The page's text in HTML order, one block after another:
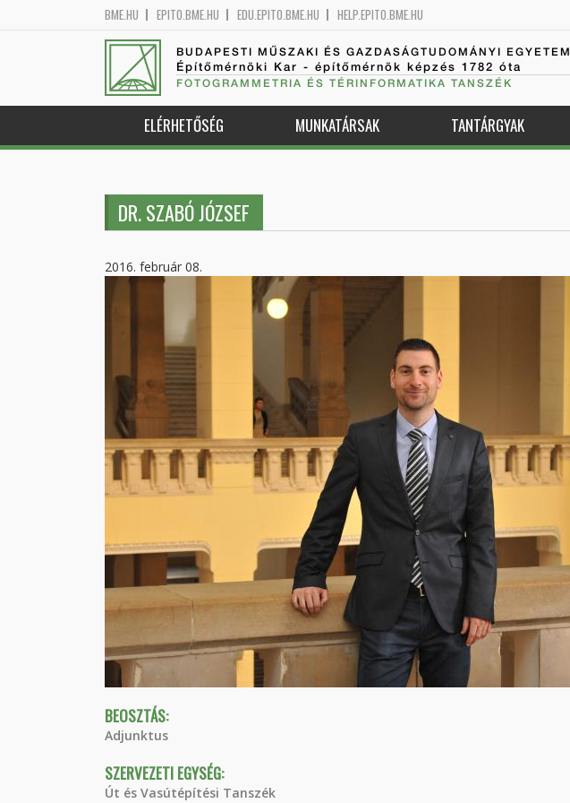
BME.HU EPITO.BME.HU EDU.EPITO.BME.HU HELP.EPITO.BME.HU
BUDAPESTI MŰSZAKI ÉS GAZDASÁGTUDOMÁNYI EGYETEM
Építőmérnöki Kar - építőmérnök képzés 1782 óta
FOTOGRAMMETRIA ÉS TÉRINFORMATIKA TANSZÉK
ELÉRHETŐSÉG MUNKATÁRSAK TANTÁRGYAK
DR. SZABÓ JÓZSEF
2016. február 08.
BEOSZTÁS:
Adjunktus
SZERVEZETI EGYSÉG:
Út és Vasútépítési Tanszék